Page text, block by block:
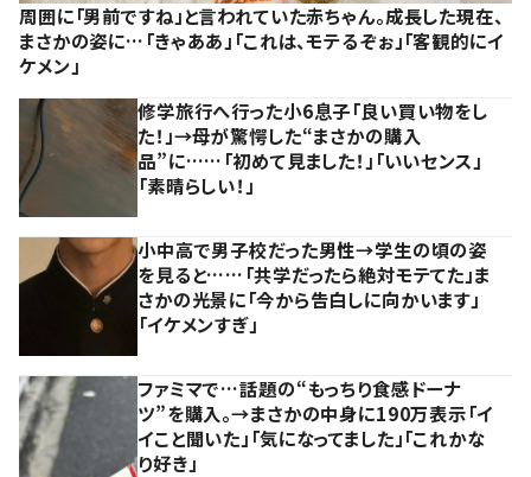
周囲に「男前ですね」と言われていた赤ちゃん。成長した現在、
まさかの姿に…「きゃああ」「これは、モテるぞぉ」「客観的にイ
ケメン」
修学旅行へ行った小6息子「良い買い物をし
た！」→母が驚愕した“まさかの購入
品”に……「初めて見ました！」「いいセンス」
「素晴らしい！」
小中高で男子校だった男性→学生の頃の姿
を見ると……「共学だったら絶対モテてた」ま
さかの光景に「今から告白しに向かいます」
「イケメンすぎ」
ファミマで…話題の“もっちり食感ドーナ
ツ”を購入。→まさかの中身に190万表示「イ
イこと聞いた」「気になってました」「これかな
り好き」